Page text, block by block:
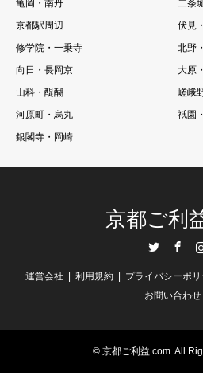
亀岡・南丹
二条
京都駅周辺
伏見
修学院・一乗寺
北野
向日・長岡京
大原
山科・醍醐
嵯峨
河原町・烏丸
祇園
銀閣寺・岡崎
京都ご利
運営会社 利用規約 プライバシーポリ
お問い合わせ
© 京都ご利益.com. All